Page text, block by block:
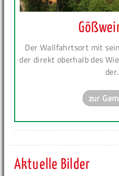
Der Wallfahrtsort mit
der direkt oberhalb des
zur
Aktuelle Bilder